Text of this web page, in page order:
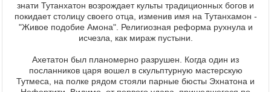
знати Тутанхатон возрождает культы традиционных богов и
покидает столицу своего отца, изменив имя на Тутанхамон -
"Живое подобие Амона". Религиозная реформа рухнула и
исчезла, как мираж пустыни.
Ахетатон был планомерно разрушен. Когда один из
посланников царя вошел в скульптурную мастерскую
Тутмеса, на полке рядом стояли парные бюсты Эхнатона и